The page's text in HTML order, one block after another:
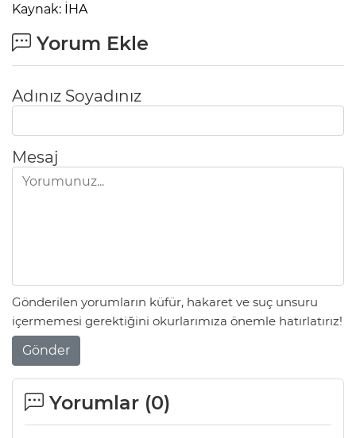
Kaynak: İHA
Yorum Ekle
Adınız Soyadınız
Mesaj
Gönderilen yorumların küfür, hakaret ve suç unsuru
içermemesi gerektiğini okurlarımıza önemle hatırlatırız!
Gönder
Yorumlar (0)